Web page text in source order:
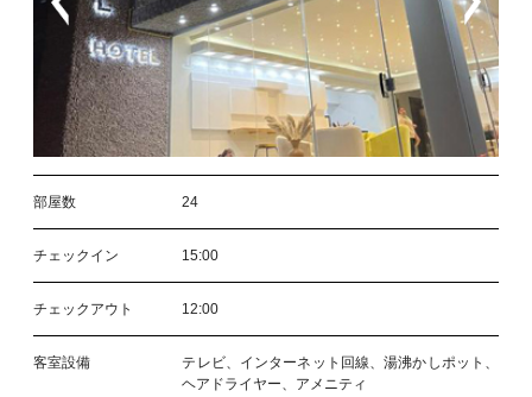
部屋数 24
チェックイン 15:00
チェックアウト 12:00
客室設備
テレビ、インターネット回線、湯沸かしポット、
ヘアドライヤー、アメニティ